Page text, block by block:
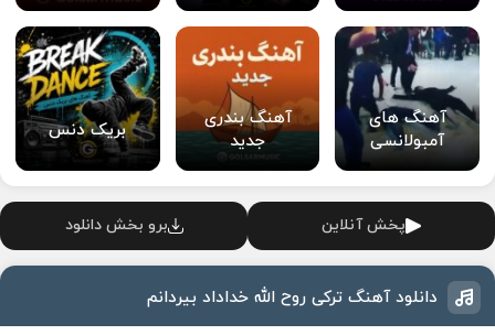
آهنگ های
آمبولانسی
آهنگ بندری
جدید
بریک دنس
پخش آنلاین برو بخش دانلود
دانلود آهنگ ترکی روح الله خداداد بیردانم